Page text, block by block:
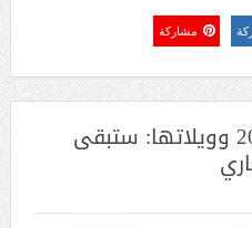
مشاركة
نقيب المطاعم يودع 2020 وويلاتها: ستبقى